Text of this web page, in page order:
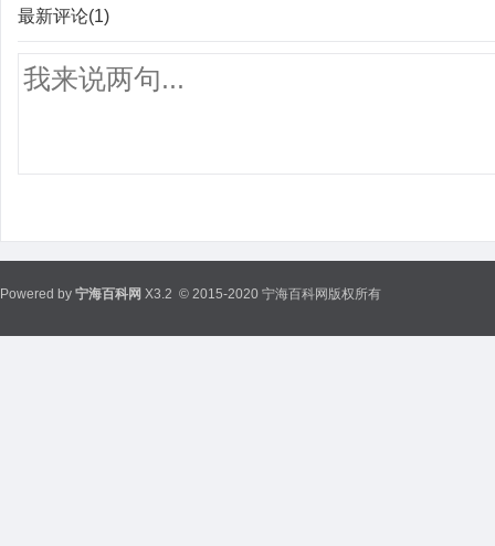
最新评论(1)
Powered by 宁海百科网 X3.2 © 2015-2020 宁海百科网版权所有